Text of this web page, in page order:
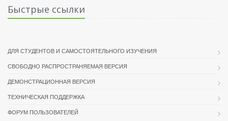
Быстрые ссылки
ДЛЯ СТУДЕНТОВ И САМОСТОЯТЕЛЬНОГО ИЗУЧЕНИЯ
СВОБОДНО РАСПРОСТРАНЯЕМАЯ ВЕРСИЯ
ДЕМОНСТРАЦИОННАЯ ВЕРСИЯ
ТЕХНИЧЕСКАЯ ПОДДЕРЖКА
ФОРУМ ПОЛЬЗОВАТЕЛЕЙ